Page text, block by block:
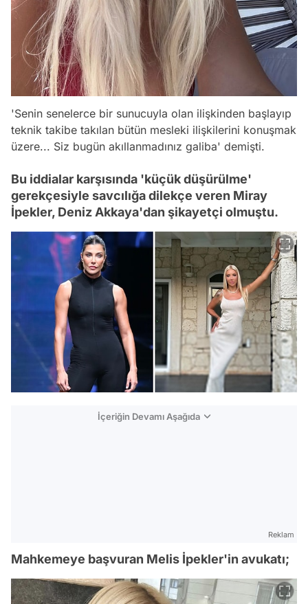
'Senin senelerce bir sunucuyla olan ilişkinden başlayıp
teknik takibe takılan bütün mesleki ilişkilerini konuşmak
üzere... Siz bugün akıllanmadınız galiba' demişti.
Bu iddialar karşısında 'küçük düşürülme'
gerekçesiyle savcılığa dilekçe veren Miray
İpekler, Deniz Akkaya'dan şikayetçi olmuştu.
İçeriğin Devamı Aşağıda
Reklam
Mahkemeye başvuran Melis İpekler'in avukatı;